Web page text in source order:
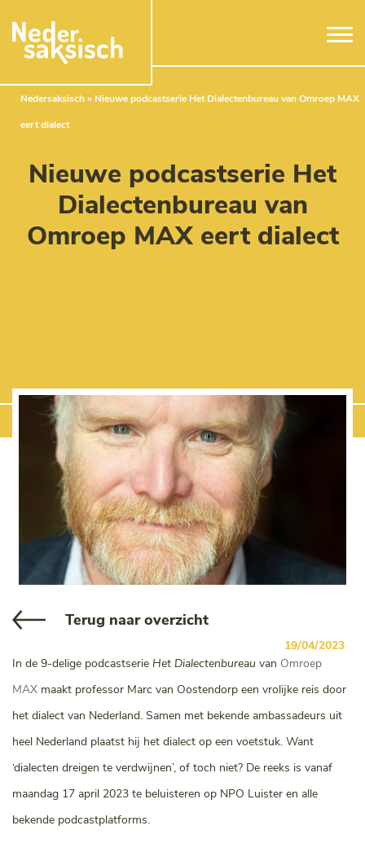
Nedersaksisch» Nieuwe podcastserie Het Dialectenbureau van Omroep MAX
eert dialect
Nieuwe podcastserie Het
Dialectenbureau van
Omroep MAX eert dialect
Terug naar overzicht
19/04/2023
In de 9-delige podcastserie Het Dialectenbureau van Omroep
MAX maakt professor Marc van Oostendorp een vrolijke reis door
het dialect van Nederland. Samen met bekende ambassadeurs uit
heel Nederland plaatst hij het dialect op een voetstuk. Want
‘dialecten dreigen te verdwijnen’, of toch niet? De reeks is vanaf
maandag 17 april 2023 te beluisteren op NPO Luister en alle
bekende podcastplatforms.